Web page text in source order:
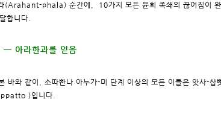
(Arahant-phala) 순간에, 10가지 모든 윤회 족쇄의 끊어짐이 완
합니다.
ㅡ 아라한과를 얻음
바와 같이, 소따빤나 아누가-미 단계 이상의 모든 이들은 앗사-
)입니다.